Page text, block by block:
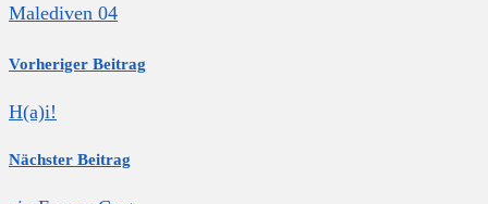
Malediven 04
Vorheriger Beitrag
H(a)i!
Nächster Beitrag